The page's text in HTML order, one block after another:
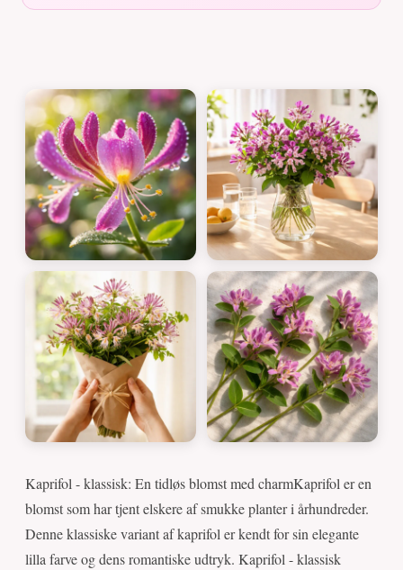
Kaprifol - klassisk: En tidløs blomst med charmKaprifol er en
blomst som har tjent elskere af smukke planter i århundreder.
Denne klassiske variant af kaprifol er kendt for sin elegante
lilla farve og dens romantiske udtryk. Kaprifol - klassisk